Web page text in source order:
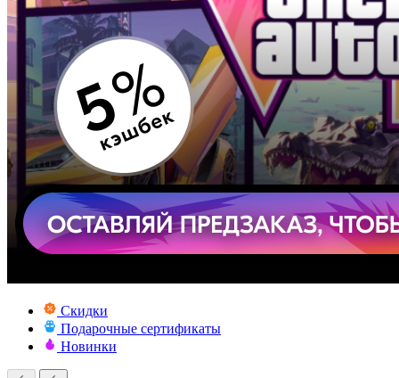
Скидки
Подарочные сертификаты
Новинки